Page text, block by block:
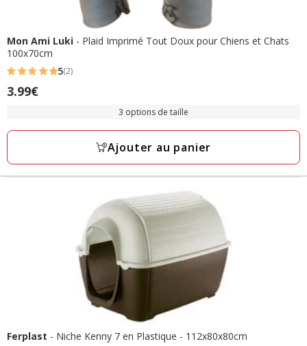
Mon Ami Luki - Plaid Imprimé Tout Doux pour Chiens et Chats
100x70cm
5
étoiles
2
5(2)
Prix
3.99€
3 options de taille
Ajouter au panier
Ferplast - Niche Kenny 7 en Plastique - 112x80x80cm